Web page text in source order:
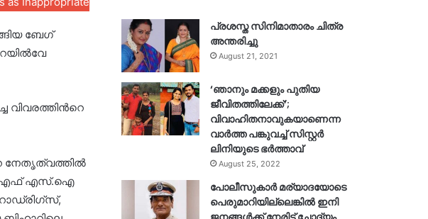
ബേഗ്
വിവരത്തിന്‍റെ
നേതൃത്വത്തിൽ
എസ്.ഐ
പ്രശസ്ത സിനിമാതാരം ചിത്ര
അന്തരിച്ചു
August 21, 2021
‘ഞാനും മക്കളും പുതിയ
ജീവിതത്തിലേക്ക്’;
വിവാഹിതനാവുകയാണെന്ന
വാർത്ത പങ്കുവച്ച് സിസ്റ്റർ
ലിനിയുടെ ഭർത്താവ്
August 25, 2022
പോലീസുകാര്‍ മര്യാദയോടെ
പെരുമാറിയില്ലെങ്കില്‍ ഇനി